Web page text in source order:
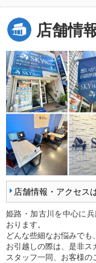
店舗情
店舗情報・アクセス
姫路・加古川を中心に
おります。
どんな些細なお悩みでも
お引越しの際は、是非ス
スタッフ一同、お客様の